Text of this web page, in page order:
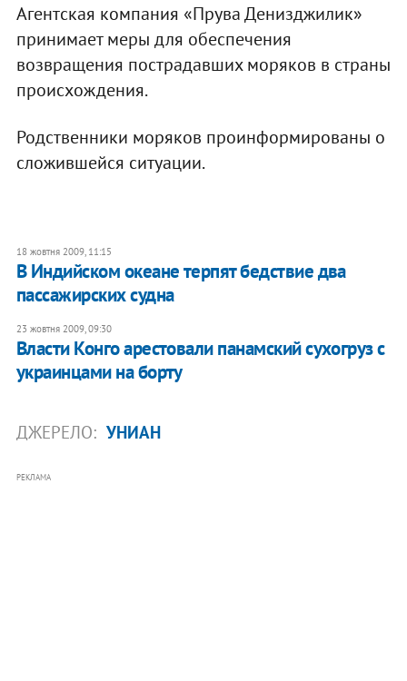
Агентская компания «Прува Денизджилик»
принимает меры для обеспечения
возвращения пострадавших моряков в страны
происхождения.
Родственники моряков проинформированы о
сложившейся ситуации.
18 жовтня 2009, 11:15
В Индийском океане терпят бедствие два
пассажирских судна
23 жовтня 2009, 09:30
Власти Конго арестовали панамский сухогруз с
украинцами на борту
ДЖЕРЕЛО: УНИАН
РЕКЛАМА